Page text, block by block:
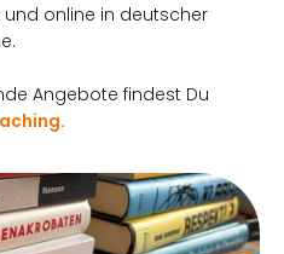
online in deutscher
Angebote findest Du